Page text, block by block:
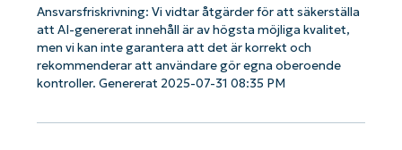
Ansvarsfriskrivning: Vi vidtar åtgärder för att säkerställa
att AI-genererat innehåll är av högsta möjliga kvalitet,
men vi kan inte garantera att det är korrekt och
rekommenderar att användare gör egna oberoende
kontroller. Genererat 2025-07-31 08:35 PM
Kom igång med NinjaOne AI-drivna
KB-analyser!
and